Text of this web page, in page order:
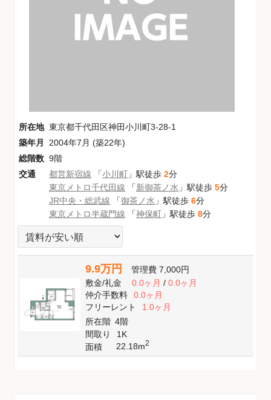
所在地 東京都千代田区神田小川町3-28-1
築年月
2004年7月 (築22年)
総階数 9階
交通
都営新宿線 「小川町 」駅徒歩 2分
東京メトロ千代田線 「新御茶ノ水 」駅徒歩 5分
JR中央・総武線 「御茶ノ水 」駅徒歩 6分
東京メトロ半蔵門線 「神保町 」駅徒歩 8分
9.9万円 管理費 7,000円
敷金/礼金 0.0ヶ月/ 0.0ヶ月
仲介手数料
0.0ヶ月
フリーレント
1.0ヶ月
所在階 4階
間取り
1K
面積
22.18m2